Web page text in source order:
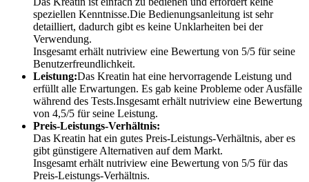
speziellen Kenntnisse.Die Bedienungsanleitung ist sehr
detailliert, dadurch gibt es keine Unklarheiten bei der
Verwendung.
Insgesamt erhält nutriview eine Bewertung von 5/5 für seine
Benutzerfreundlichkeit.
Leistung:Das Kreatin hat eine hervorragende Leistung und
erfüllt alle Erwartungen. Es gab keine Probleme oder Ausfälle
während des Tests.Insgesamt erhält nutriview eine Bewertung
von 4,5/5 für seine Leistung.
Preis-Leistungs-Verhältnis:
Das Kreatin hat ein gutes Preis-Leistungs-Verhältnis, aber es
gibt günstigere Alternativen auf dem Markt.
Insgesamt erhält nutriview eine Bewertung von 5/5 für das
Preis-Leistungs-Verhältnis.